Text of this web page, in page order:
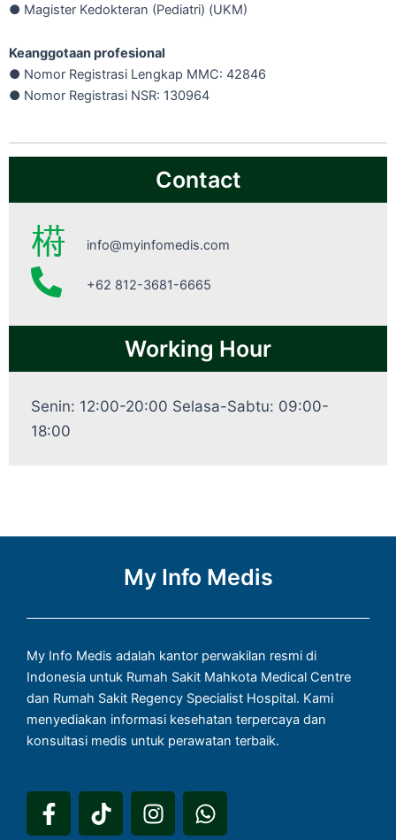
● Magister Kedokteran (Pediatri) (UKM)
Keanggotaan profesional
● Nomor Registrasi Lengkap MMC: 42846
● Nomor Registrasi NSR: 130964
Contact
info@myinfomedis.com
+62 812-3681-6665
Working Hour
Senin: 12:00-20:00 Selasa-Sabtu: 09:00-
18:00
My Info Medis
My Info Medis adalah kantor perwakilan resmi di
Indonesia untuk Rumah Sakit Mahkota Medical Centre
dan Rumah Sakit Regency Specialist Hospital. Kami
menyediakan informasi kesehatan terpercaya dan
konsultasi medis untuk perawatan terbaik.
F
a
T
i
I
n
W
h